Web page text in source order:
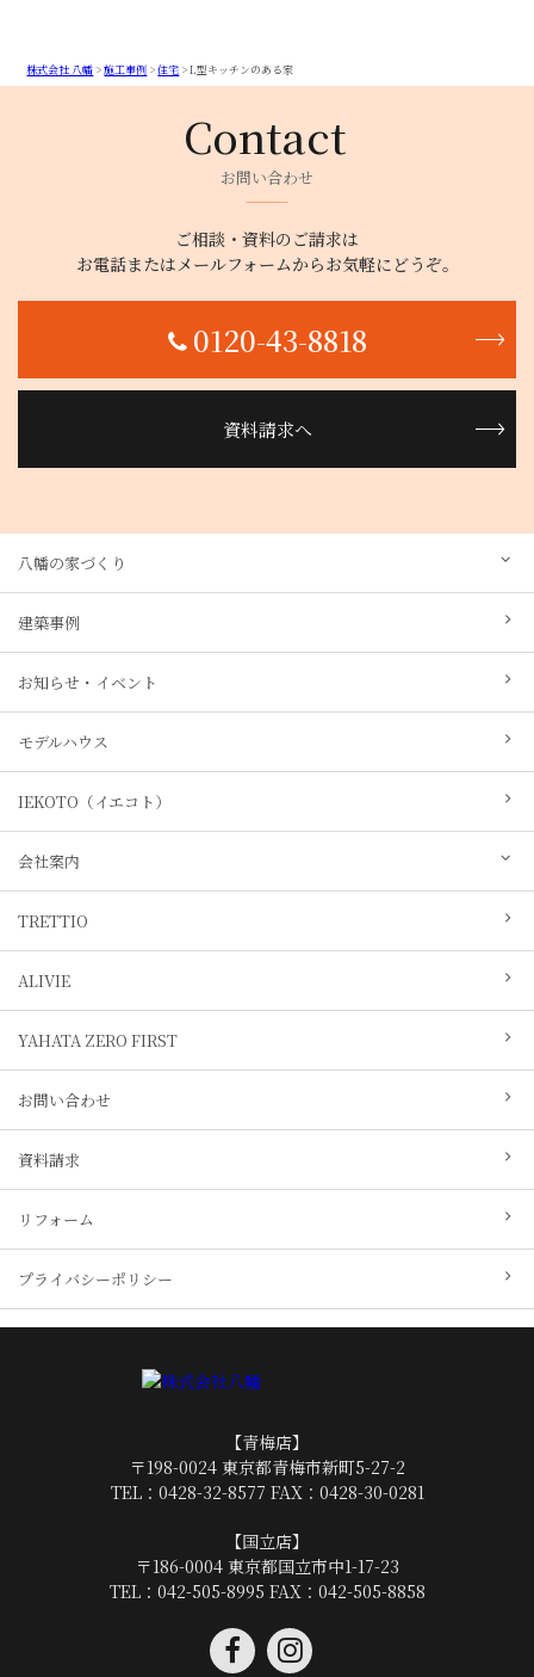
株式会社 八幡 >施工事例 >住宅 >L型キッチンのある家
お問い合わせ
ご相談・資料のご請求は
お電話またはメールフォームからお気軽にどうぞ。
0120-43-8818
資料請求へ
【青梅店】
〒198-0024 東京都青梅市新町5-27-2
TEL： 0428-32-8577 FAX：0428-30-0281
【国立店】
〒186-0004 東京都国立市中1-17-23
TEL： 042-505-8995 FAX：042-505-8858
八幡の家づくり
建築事例
お知らせ・イベント
モデルハウス
IEKOTO（イエコト）
会社案内
TRETTIO
ALIVIE
YAHATA ZERO FIRST
お問い合わせ
資料請求
リフォーム
プライバシーポリシー